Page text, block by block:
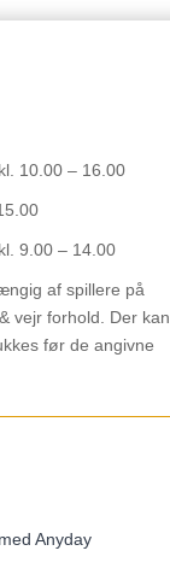
10.00 – 16.00
9.00 – 14.00
af spillere på
vejr forhold. Der kan
før de angivne
Anyday